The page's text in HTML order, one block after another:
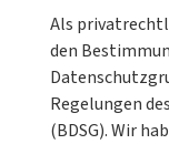
Als
den
Regelungen
(BDSG). Wir